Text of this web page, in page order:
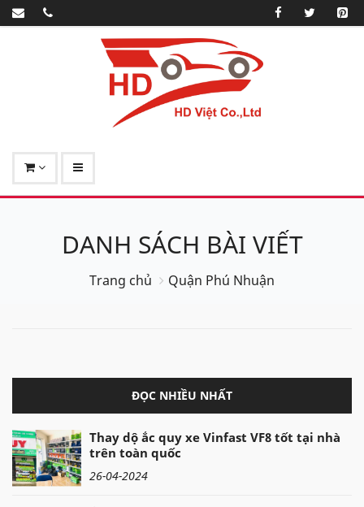
DANH SÁCH BÀI VIẾT
Trang chủ Quận Phú Nhuận
ĐỌC NHIỀU NHẤT
Thay dộ ắc quy xe Vinfast VF8 tốt tại nhà
trên toàn quốc
26-04-2024